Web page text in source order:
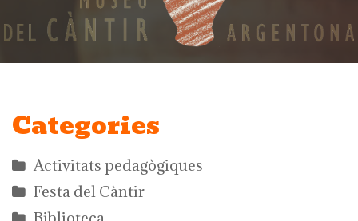
Categories
Activitats pedagògiques
Festa del Càntir